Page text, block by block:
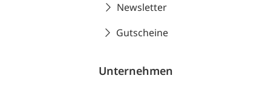
Newsletter
Gutscheine
Unternehmen